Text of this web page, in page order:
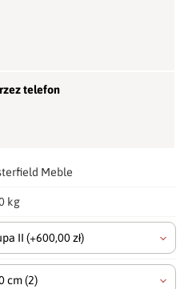
telefon
Meble
kg
II (+600,00 zł)
cm(2)